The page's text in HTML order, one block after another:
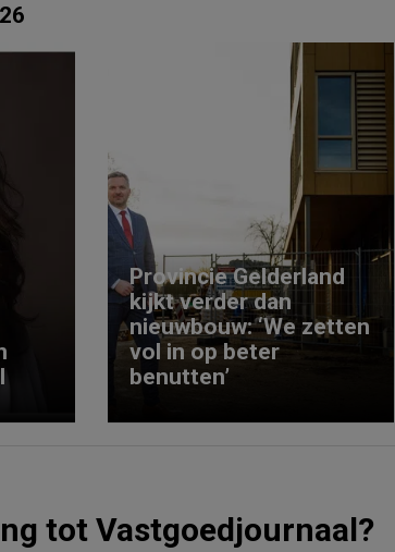
Provincie Gelderland
kijkt verder dan
nieuwbouw: ‘We zetten
vol in op beter
benutten’
tot Vastgoedjournaal?